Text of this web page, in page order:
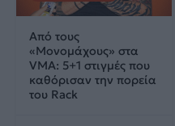
Από τους
«Μονομάχους» στα
VMA: 5+1 στιγμές που
καθόρισαν την πορεία
του Rack